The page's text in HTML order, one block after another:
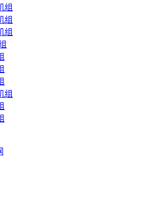
组
组
组
组